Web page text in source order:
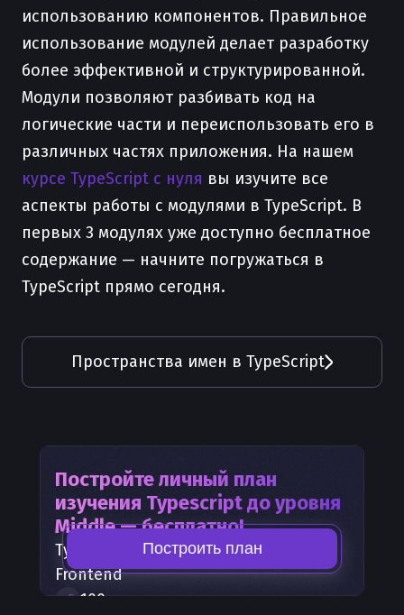
использованию компонентов. Правильное
использование модулей делает разработку
более эффективной и структурированной.
Модули позволяют разбивать код на
логические части и переиспользовать его в
различных частях приложения. На нашем
курсе TypeScript с нуля вы изучите все
аспекты работы с модулями в TypeScript. В
первых 3 модулях уже доступно бесплатное
содержание — начните погружаться в
TypeScript прямо сегодня.
Пространства имен в TypeScript
Постройте личный план
изучения Typescriptдо уровня
Middle — бесплатно!
Typescript
— часть карты развития
Frontend
100+шагов развития
Построить план